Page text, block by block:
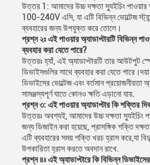
উত্তর 1: আমাদের উচ্চ দক্ষতা স্যুইচিং পাওয়ার
100-240V এসি, যা এটি বিভিন্ন ভোল্টেজ
ব্যবহারের জন্য উপযুক্ত করে তোলে।
প্রশ্ন ২ঃ এই পাওয়ার অ্যাডাপ্টারটি বিভিন্ন
ব্যবহার করা যেতে পারে?
উত্তরঃ হ্যাঁ, এই অ্যাডাপ্টারটি তার আউটপুট
ডিভাইসগুলির সাথে ব্যবহার করা যেতে
ডিভাইসের ভোল্টেজ এবং বর্তমান প্রয়োজনীয়তা
সামঞ্জস্যপূর্ণ যাতে কোনও ক্ষতি এড়ানো যায়.
প্রশ্ন ৩: এই পাওয়ার অ্যাডাপ্টার কি শক্তির
উত্তরঃ অবশ্যই, আমাদের উচ্চ দক্ষতা স্যুইচিং
জন্য ডিজাইন করা হয়েছে, প্রাসঙ্গিক শক্তি
এটি ব্যবহারের সময় শক্তি খরচ হ্রাস করে,যা
উপকারিতা হ্রাস করতে অবদান রাখে.
প্রশ্ন ৪ঃ এই অ্যাডাপ্টারে কি বিভিন্ন